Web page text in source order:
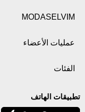
MODASELVIM
عمليات الأعضاء
الفئات
تطبيقات الهاتف